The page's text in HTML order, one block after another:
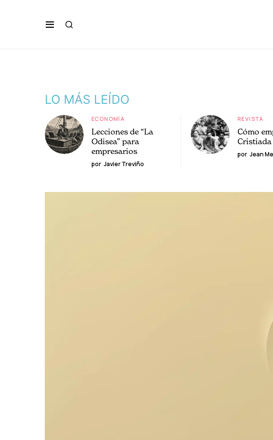
LO MÁS LEÍDO
ECONOMÍA
Lecciones de “La
Odisea” para
empresarios
por Javier Treviño
REVISTA
Cómo
Cristiada
por Jean